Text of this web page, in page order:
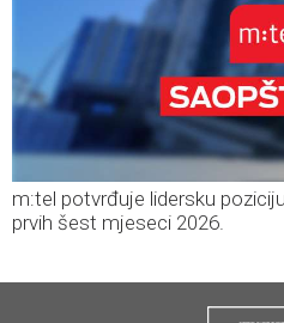
m:tel potvrđuje lidersku
prvih šest mjeseci 2026.